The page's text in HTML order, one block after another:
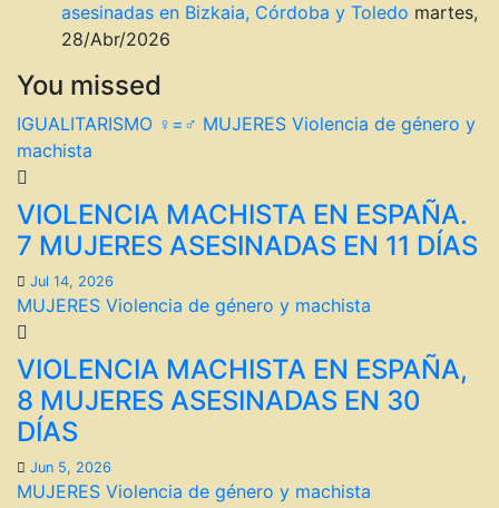
asesinadas en Bizkaia, Córdoba y Toledo martes,
28/Abr/2026
You missed
IGUALITARISMO ♀=♂ MUJERES Violencia de género y
machista
VIOLENCIA MACHISTA EN ESPAÑA.
7 MUJERES ASESINADAS EN 11 DÍAS
Jul 14, 2026
MUJERES Violencia de género y machista
VIOLENCIA MACHISTA EN ESPAÑA,
8 MUJERES ASESINADAS EN 30
DÍAS
Jun 5, 2026
MUJERES Violencia de género y machista